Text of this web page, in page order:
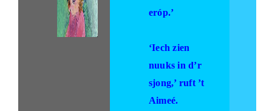
eróp.’
‘Iech zien
nuuks in d’r
sjong,’ ruft ’t
Aimeé.